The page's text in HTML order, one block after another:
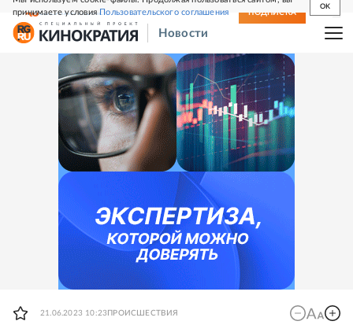
принимаете условияПользовательского соглашения
OK
СВЕЖИЙ НОМЕР ПОДПИСКА
Новости
21.06.2023 10:23 ПРОИСШЕСТВИЯ